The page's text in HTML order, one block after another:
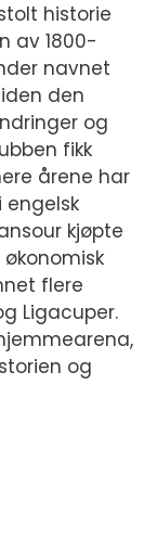
historie
av 1800-
navnet
den
og
fikk
årene har
kjøpte
flere
Ligacuper.
og